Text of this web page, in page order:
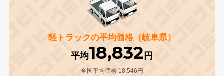
軽トラックの平均価格（岐阜県）
平均18,832 円
全国平均価格 18,546円